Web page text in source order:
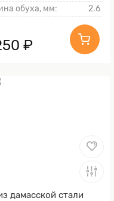
обуха, мм:
2.6
₽
дамасской стали